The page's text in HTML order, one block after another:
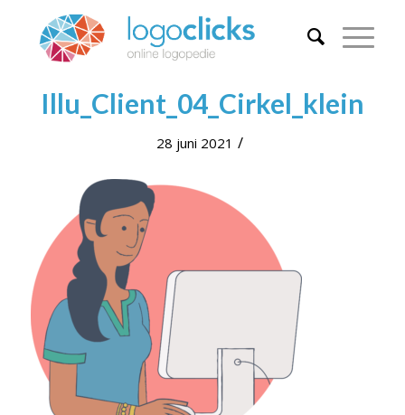
Illu_Client_04_Cirkel_klein
28 juni 2021 /